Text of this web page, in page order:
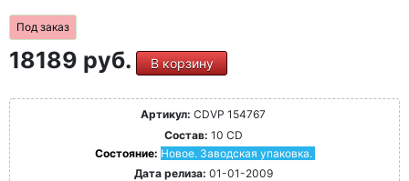
Под заказ
18189 руб. В корзину
Артикул: CDVP 154767
Состав: 10 CD
Состояние: Новое. Заводская упаковка.
Дата релиза: 01-01-2009